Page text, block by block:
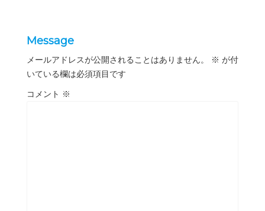
Message
メールアドレスが公開されることはありません。 ※ が付
いている欄は必須項目です
コメント ※